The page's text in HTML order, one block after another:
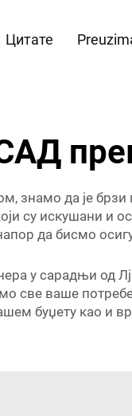
Цитате
знамо да је
су искушани и
да бисмо
у сарадњи од
све ваше
буџету као